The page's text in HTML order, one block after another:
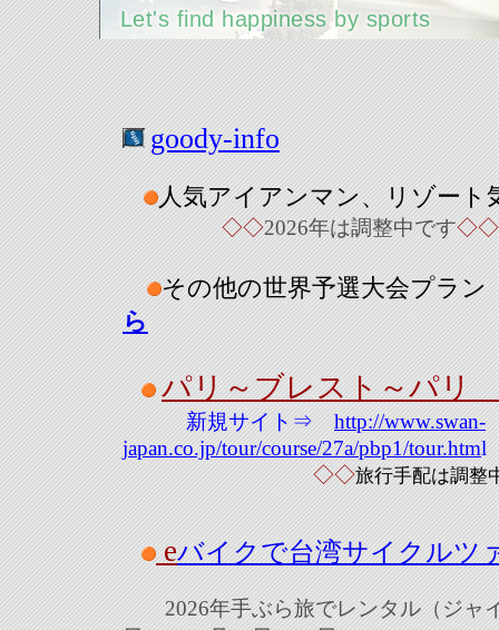
Let's find happiness by sports
goody-info
人気アイアンマン、 リゾート
◇◇2026年は調整中です◇◇
その他の世界予選大会プラ
ら
パリ～ブレスト～パ リ
新規サイト⇒ http://www.swan-
japan.co.jp/tour/course/27a/pbp1/tour.html
◇◇旅行手配は調整
eバイクで台湾サイクルツ
2026年手ぶら旅でレンタル（ジャ